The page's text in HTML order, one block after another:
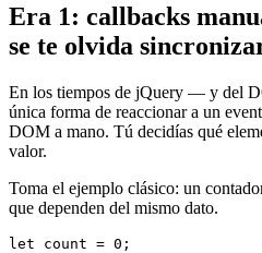
Era 1: callbacks
se te olvida
En los tiempos de jQuery — y del
única forma de reaccionar a un
DOM a mano. Tú decidías qué
valor.
Toma el ejemplo clásico: un
que dependen del mismo dato.
let count = 0 ;